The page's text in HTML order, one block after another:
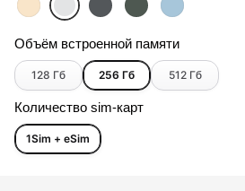
Объём встроенной памяти
128 Гб 256 Гб 512 Гб
Количество sim-карт
1Sim + eSim